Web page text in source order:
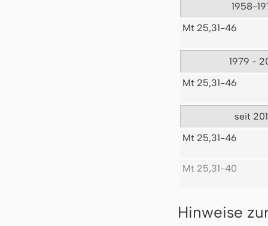
1958-
Mt 25,31-46
1979 -
Mt 25,31-46
seit
Mt 25,31-46
Mt 25,31-40
Hinweise